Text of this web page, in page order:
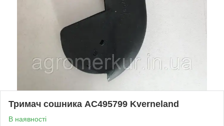
Тримач сошника AC495799 Kverneland
В наявності